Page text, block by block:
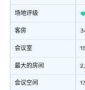
场地评级
客房
会议室
最大的房间
会议空间